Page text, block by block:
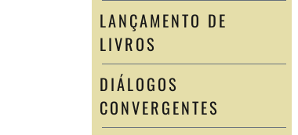
LANÇAMENTO DE
LIVROS
DIÁLOGOS
CONVERGENTES